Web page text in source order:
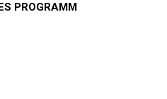
PROGRAMM